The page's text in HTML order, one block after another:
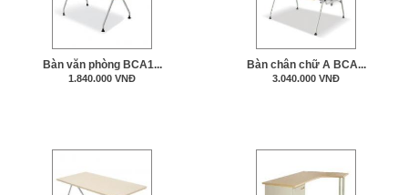
Bàn văn phòng BCA1...
1.840.000 VNĐ
Bàn chân chữ A BCA...
3.040.000 VNĐ